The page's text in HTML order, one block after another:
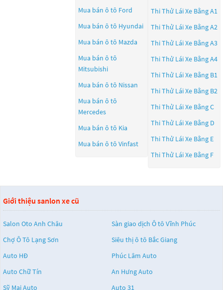
Mua bán ô tô Ford
Mua bán ô tô Hyundai
Mua bán ô tô Mazda
Mua bán ô tô
Mitsubishi
Mua bán ô tô Nissan
Mua bán ô tô
Mercedes
Mua bán ô tô Kia
Mua bán ô tô Vinfast
Thi Thử Lái Xe Bằng A1
Thi Thử Lái Xe Bằng A2
Thi Thử Lái Xe Bằng A3
Thi Thử Lái Xe Bằng A4
Thi Thử Lái Xe Bằng B1
Thi Thử Lái Xe Bằng B2
Thi Thử Lái Xe Bằng C
Thi Thử Lái Xe Bằng D
Thi Thử Lái Xe Bằng E
Thi Thử Lái Xe Bằng F
Giới thiệu sanlon xe cũ
Salon Oto Anh Châu
Sàn giao dịch Ô tô Vĩnh Phúc
Chợ Ô Tô Lạng Sơn
Siêu thị ô tô Bắc Giang
Auto HĐ
Phúc Lâm Auto
Auto Chữ Tín
An Hưng Auto
Sỹ Mai Auto
Auto 31